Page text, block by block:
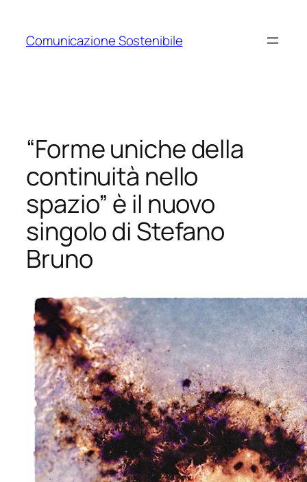
contenuto
Comunicazione Sostenibile
“Forme uniche della
continuità nello
spazio” è il nuovo
singolo di Stefano
Bruno